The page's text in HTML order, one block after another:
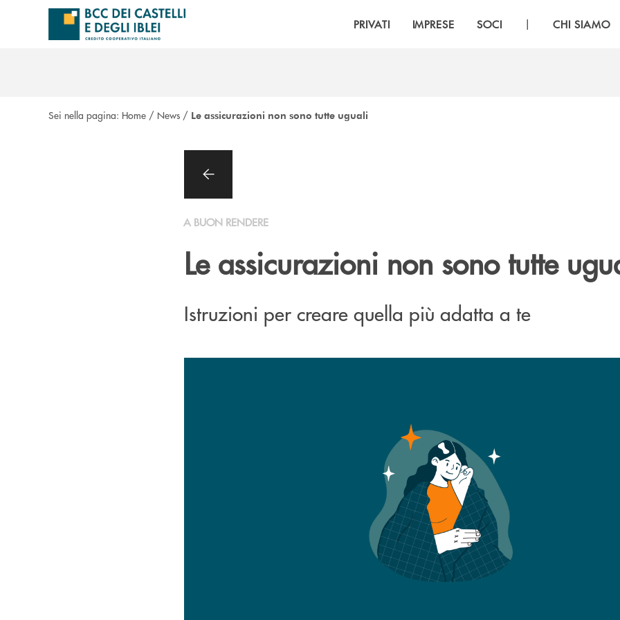
Salta al contenuto principale
PRIVATI IMPRESE SOCI | CHI SIAMO
Sei nella pagina: Home / News / Le assicurazioni non sono tutte uguali
A BUON RENDERE
Le assicurazioni non sono tutte
Istruzioni per creare quella più adatta a te